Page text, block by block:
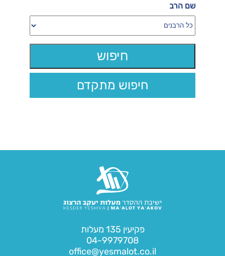
שם הרב
חיפוש מתקדם
פקיעין 135 מעלות
04-9979708
office@yesmalot.co.il